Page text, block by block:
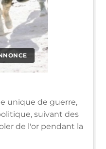
unique de guerre,
suivant des
de l'or pendant la